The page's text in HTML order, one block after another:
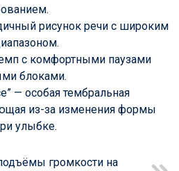
рисунок речи с широким
с комфортными паузами
блоками.
— особая тембральная
из-за изменения формы
улыбке.
громкости на